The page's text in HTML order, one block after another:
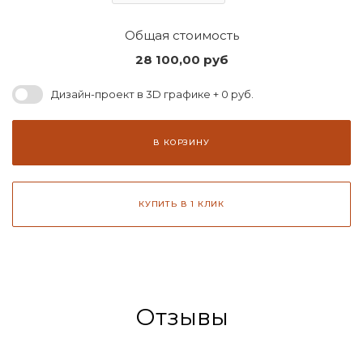
Общая стоимость
28 100,00 руб
Дизайн-проект в 3D графике + 0 руб.
В КОРЗИНУ
КУПИТЬ В 1 КЛИК
Отзывы